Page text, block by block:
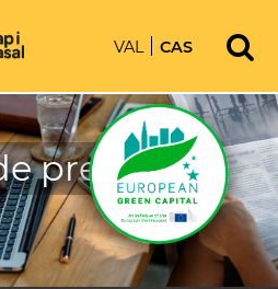
VAL CAS
prensa